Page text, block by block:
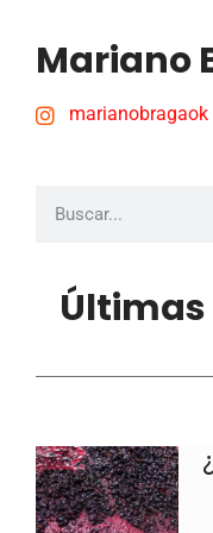
Mariano
marianobragaok